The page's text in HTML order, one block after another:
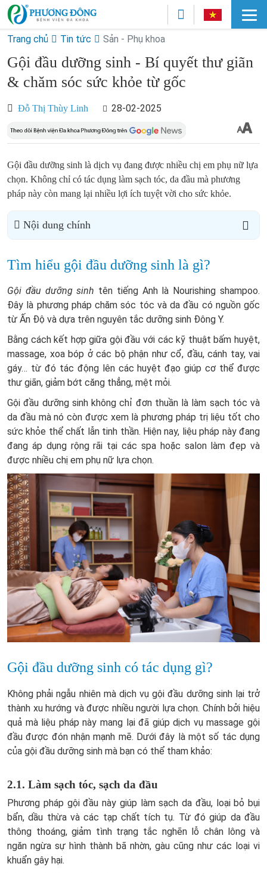
Trang chủ Tin tức Sản - Phụ khoa
Gội đầu dưỡng sinh - Bí quyết thư giãn
& chăm sóc sức khỏe từ gốc
Đỗ Thị Thùy Linh 28-02-2025
Gội đầu dưỡng sinh là dịch vụ đang được nhiều chị em phụ nữ lựa
chọn. Không chỉ có tác dụng làm sạch tóc, da đầu mà phương
pháp này còn mang lại nhiều lợi ích tuyệt vời cho sức khỏe.
Nội dung chính
Tìm hiểu gội đầu dưỡng sinh là gì?
Gội đầu dưỡng sinh tên tiếng Anh là Nourishing shampoo.
Đây là phương pháp chăm sóc tóc và da đầu có nguồn gốc
từ Ấn Độ và dựa trên nguyên tắc dưỡng sinh Đông Y.
Bằng cách kết hợp giữa gội đầu với các kỹ thuật bấm huyệt,
massage, xoa bóp ở các bộ phận như cổ, đầu, cánh tay, vai
gáy… từ đó tác động lên các huyệt đạo giúp cơ thể được
thư giãn, giảm bớt căng thẳng, mệt mỏi.
Gội đầu dưỡng sinh không chỉ đơn thuần là làm sạch tóc và
da đầu mà nó còn được xem là phương pháp trị liệu tốt cho
sức khỏe thể chất lẫn tinh thần. Hiện nay, liệu pháp này đang
đang áp dụng rộng rãi tại các spa hoặc salon làm đẹp và
được nhiều chị em phụ nữ lựa chọn.
Gội đầu dưỡng sinh có tác dụng gì?
Không phải ngẫu nhiên mà dịch vụ gội đầu dưỡng sinh lại trở
thành xu hướng và được nhiều người lựa chọn. Chính bởi hiệu
quả mà liệu pháp này mang lại đã giúp dịch vụ massage gội
đầu được đón nhận mạnh mẽ. Dưới đây là một số tác dụng
của gội đầu dưỡng sinh mà bạn có thể tham khảo:
2.1. Làm sạch tóc, sạch da đầu
Phương pháp gội đầu này giúp làm sạch da đầu, loại bỏ bụi
bẩn, dầu thừa và các tạp chất tích tụ. Từ đó giúp da đầu
thông thoáng, giảm tình trạng tắc nghẽn lỗ chân lông và
ngăn ngừa sự hình thành bã nhờn, gàu cũng như các loại vi
khuẩn gây hại.